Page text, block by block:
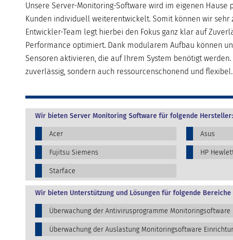
Unsere Server-Monitoring-Software wird im eigenen
Kunden individuell weiterentwickelt. Somit können wir
Entwickler-Team legt hierbei den Fokus ganz klar auf
Performance optimiert. Dank modularem Aufbau können
Sensoren aktivieren, die auf Ihrem System benötigt
zuverlässig, sondern auch ressourcenschonend und
Wir bieten Server Monitoring Software für folgende Hersteller:
Acer Asus
Fujitsu Siemens HP
Starface
Wir bieten Unterstützung und Lösungen für folgende Bereiche
Überwachung der Antivirusprogramme Monitoringsoftware
Überwachung der Auslastung Monitoringsoftware